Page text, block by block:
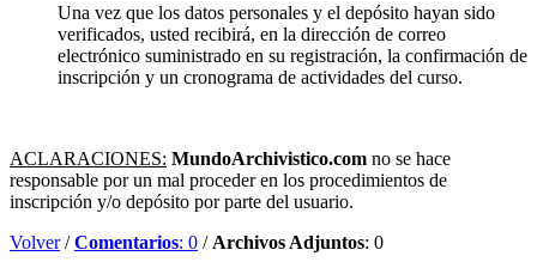
Una vez que los datos personales y el depósito hayan sido
verificados, usted recibirá, en la dirección de correo
electrónico suministrado en su registración, la confirmación de
inscripción y un cronograma de actividades del curso.
ACLARACIONES: MundoArchivistico.com no se hace
responsable por un mal proceder en los procedimientos de
inscripción y/o depósito por parte del usuario.
Volver/Comentarios: 0 / Archivos Adjuntos: 0